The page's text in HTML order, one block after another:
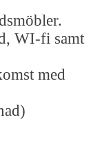
WI-fi samt
med